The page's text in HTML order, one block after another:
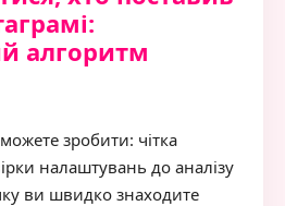
алгоритм
зробити: чітка
налаштувань до аналізу
ви швидко знаходите